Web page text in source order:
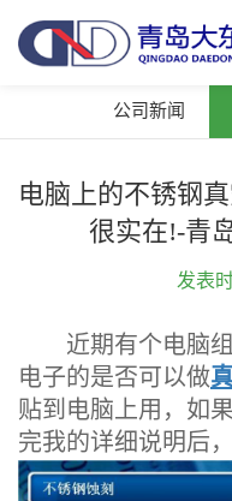
公司新闻
电脑上的不锈钢
很实在!-青
发表
近期有个电脑组
电子的是否可以做
贴到电脑上用，如
完我的详细说明后